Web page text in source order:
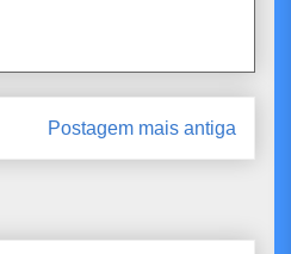
Postagem mais antiga